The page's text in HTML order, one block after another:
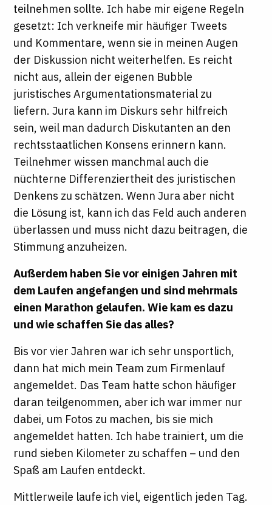
teilnehmen sollte. Ich habe mir eigene Regeln
gesetzt: Ich verkneife mir häufiger Tweets
und Kommentare, wenn sie in meinen Augen
der Diskussion nicht weiterhelfen. Es reicht
nicht aus, allein der eigenen Bubble
juristisches Argumentationsmaterial zu
liefern. Jura kann im Diskurs sehr hilfreich
sein, weil man dadurch Diskutanten an den
rechtsstaatlichen Konsens erinnern kann.
Teilnehmer wissen manchmal auch die
nüchterne Differenziertheit des juristischen
Denkens zu schätzen. Wenn Jura aber nicht
die Lösung ist, kann ich das Feld auch anderen
überlassen und muss nicht dazu beitragen, die
Stimmung anzuheizen.
Außerdem haben Sie vor einigen Jahren mit
dem Laufen angefangen und sind mehrmals
einen Marathon gelaufen. Wie kam es dazu
und wie schaffen Sie das alles?
Bis vor vier Jahren war ich sehr unsportlich,
dann hat mich mein Team zum Firmenlauf
angemeldet. Das Team hatte schon häufiger
daran teilgenommen, aber ich war immer nur
dabei, um Fotos zu machen, bis sie mich
angemeldet hatten. Ich habe trainiert, um die
rund sieben Kilometer zu schaffen – und den
Spaß am Laufen entdeckt.
Mittlerweile laufe ich viel, eigentlich jeden Tag.